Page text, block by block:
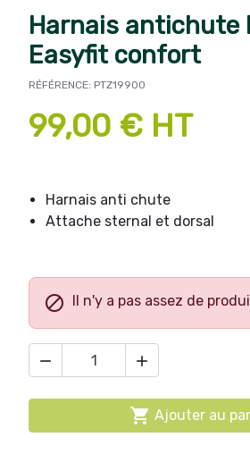
Harnais antichute
Easyfit confort
RÉFÉRENCE: PTZ19900
99,00 € HT
Harnais anti chute
Attache sternal et dorsal
 Il n'y a pas assez de
 
 Ajouter au